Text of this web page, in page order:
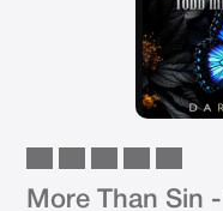
More Than Sin